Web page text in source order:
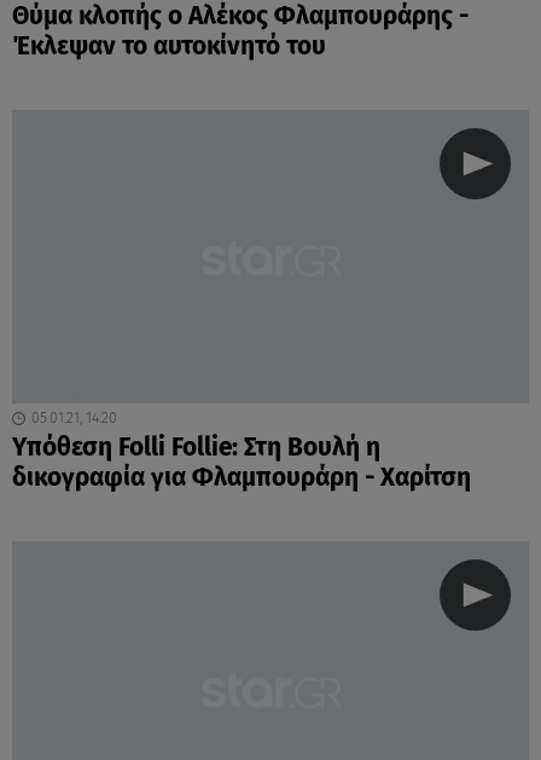
Θύμα κλοπής ο Αλέκος Φλαμπουράρης -
Έκλεψαν το αυτοκίνητό του
05.01.21, 14:20
Υπόθεση Folli Follie: Στη Βουλή η
δικογραφία για Φλαμπουράρη - Χαρίτση